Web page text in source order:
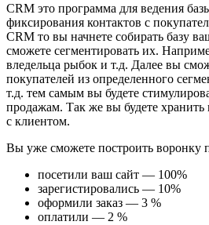
CRM это программа для ведения
фиксирования контактов с
CRM то вы начнете собирать базу
сможете сегментировать их.
вледельца рыбок и т.д. Далее вы
покупателей из определенного
т.д. тем самым вы будете
продажам. Так же вы будете
с клиентом.
Вы уже сможете построить воронку
посетили ваш сайт — 100%
зарегистировались — 10%
оформили заказ — 3 %
оплатили — 2 %